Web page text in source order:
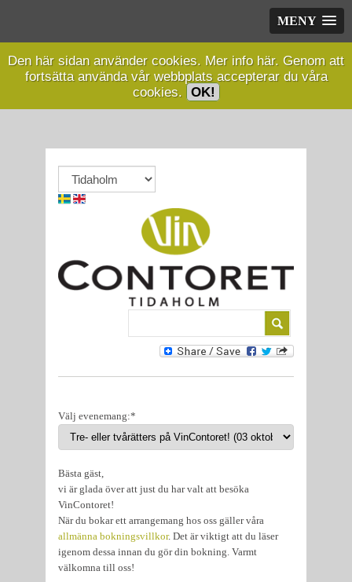
MENY
Den här sidan använder cookies. Mer info här. Genom att
fortsätta använda vår webbplats accepterar du våra
cookies. OK!
Välj evenemang:*
Bästa gäst,
vi är glada över att just du har valt att besöka
VinContoret!
När du bokar ett arrangemang hos oss gäller våra
allmänna bokningsvillkor. Det är viktigt att du läser
igenom dessa innan du gör din bokning. Varmt
välkomna till oss!